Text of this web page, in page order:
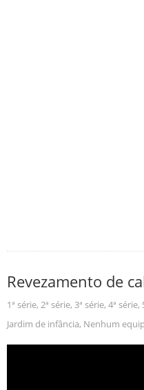
Revezamento de
1ª série, 2ª série, 3ª série, 4ª série,
Jardim de infância, Nenhum